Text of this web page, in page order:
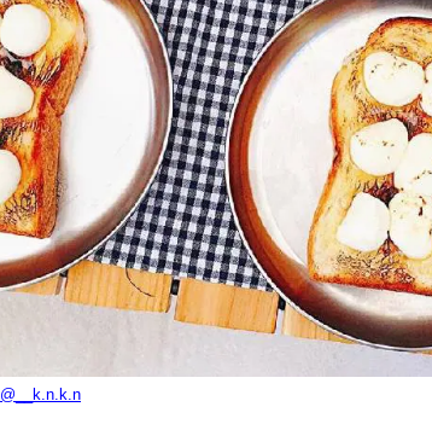
@__k.n.k.n